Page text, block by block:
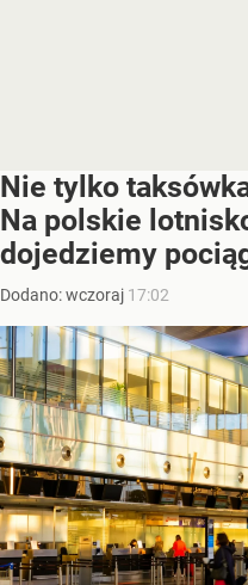
Nie tylko
Na polskie
dojedziemy
Dodano:wczoraj 17:02